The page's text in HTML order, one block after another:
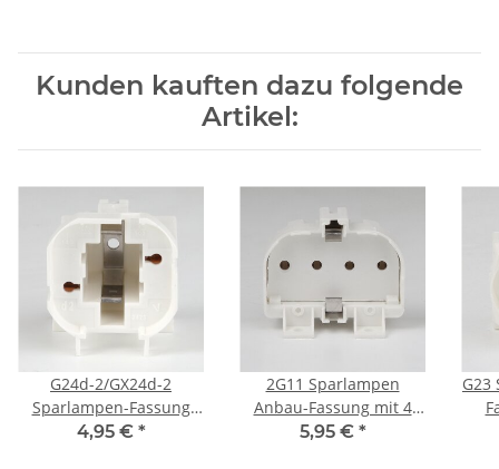
Kunden kauften dazu folgende
Artikel:
G24d-2/GX24d-2
Sparlampen-Fassung
weiß 250V/2A
4,95 € *
2G11 Sparlampen
Anbau-Fassung mit 4
Stift Sockel
5,95 € *
G23